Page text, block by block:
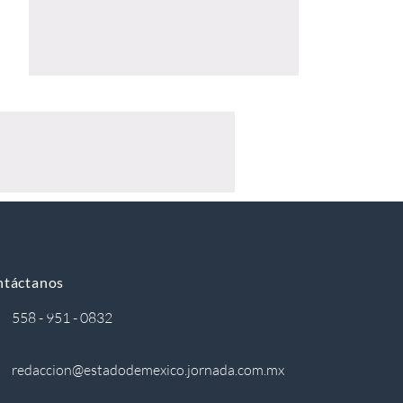
558 - 951 - 0832
redaccion@estadodemexico.jornada.com.mx